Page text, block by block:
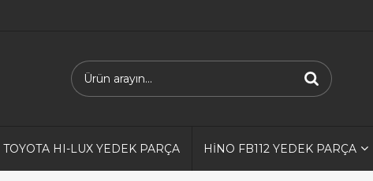
TOYOTA HI-LUX YEDEK PARÇA HİNO FB112 YEDEK PARÇA